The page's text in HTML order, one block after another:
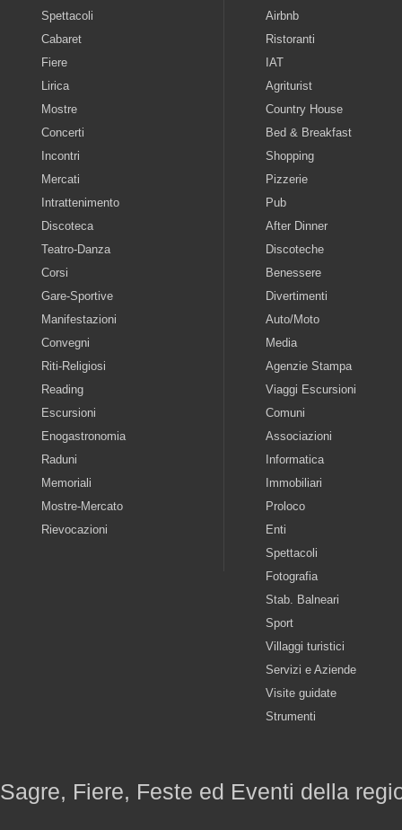
Spettacoli
Cabaret
Fiere
Lirica
Mostre
Concerti
Incontri
Mercati
Intrattenimento
Discoteca
Teatro-Danza
Corsi
Gare-Sportive
Manifestazioni
Convegni
Riti-Religiosi
Reading
Escursioni
Enogastronomia
Raduni
Memoriali
Mostre-Mercato
Rievocazioni
Airbnb
Ristoranti
IAT
Agriturist
Country House
Bed & Breakfast
Shopping
Pizzerie
Pub
After Dinner
Discoteche
Benessere
Divertimenti
Auto/Moto
Media
Agenzie Stampa
Viaggi Escursioni
Comuni
Associazioni
Informatica
Immobiliari
Proloco
Enti
Spettacoli
Fotografia
Stab. Balneari
Sport
Villaggi turistici
Servizi e Aziende
Visite guidate
Strumenti
Sagre, Fiere, Feste ed Eventi della